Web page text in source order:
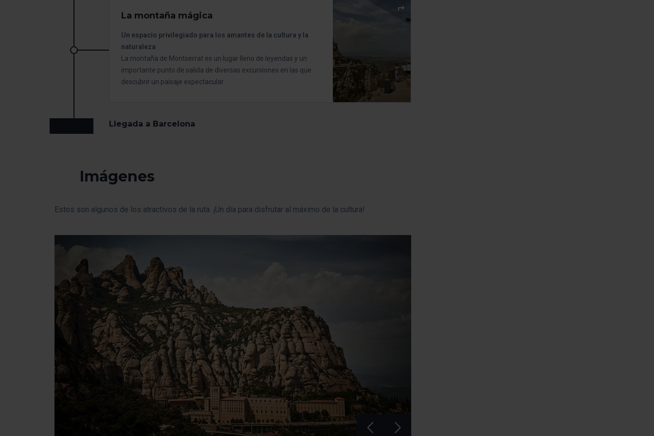
La montaña mágica
Un espacio privilegiado para los amantes de la cultura y la
naturaleza
La montaña de Montserrat es un lugar lleno de leyendas y un
importante punto de salida de diversas excursiones en las que
descubrir un paisaje espectacular.
Llegada a Barcelona
Imágenes
Estos son algunos de los atractivos de la ruta. ¡Un día para disfrutar al máximo de la cultura!